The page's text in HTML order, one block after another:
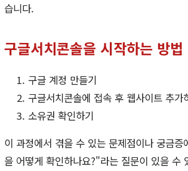
습니다.
구글서치콘솔을 시작하는 방법
구글 계정 만들기
구글서치콘솔에 접속 후 웹사이트 추가
소유권 확인하기
이 과정에서 겪을 수 있는 문제점이나 궁금
을 어떻게 확인하나요?"라는 질문이 있을 수